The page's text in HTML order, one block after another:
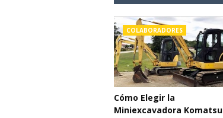
COLABORADORES
Cómo Elegir la
Miniexcavadora Komatsu